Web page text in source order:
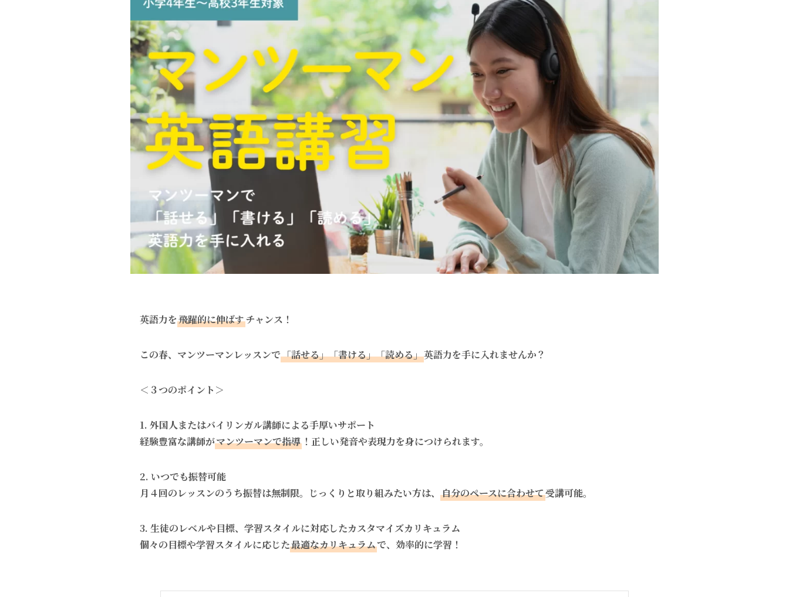
英語力を飛躍的に伸ばすチャンス！
この春、マンツーマンレッスンで「話せる」「書ける」「読める」英語力を手に入れませんか？
＜３つのポイント＞
1. 外国人またはバイリンガル講師による手厚いサポート
経験豊富な講師がマンツーマンで指導 ！正しい発音や表現力を身につけられます。
2. いつでも振替可能
月４回のレッスンのうち振替は無制限。
じっくりと取り組みたい方は、 自分のペースに合わせて受講可能。
3. 生徒のレベルや目標、学習スタイルに対応したカスタマイズカリキュラム
個々の目標や学習スタイルに応じた最適なカリキュラムで、効率的に学習！